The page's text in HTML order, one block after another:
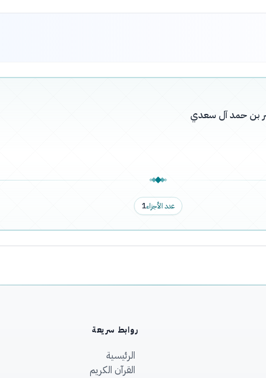
بن حمد آل سعدي
عدد الأجزاء1
روابط سريعة
الرئيسية
القرآن الكريم